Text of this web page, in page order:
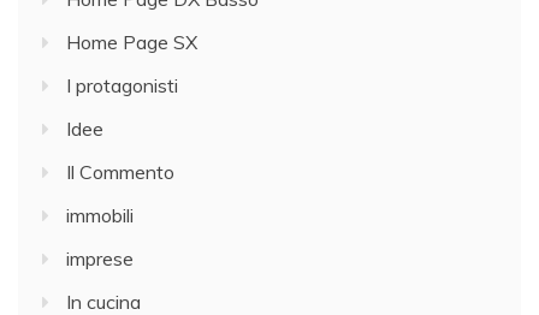
Home Page SX
I protagonisti
Idee
Il Commento
immobili
imprese
In cucina